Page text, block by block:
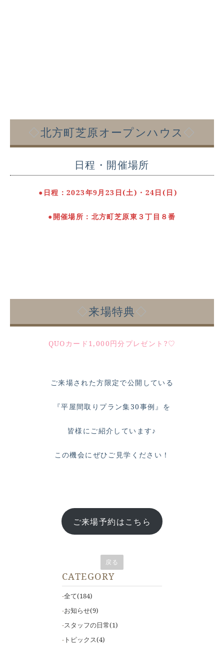
◇北方町芝原オープンハウス ◇
日程・開催場所
● 日程：2023年9月23日(土)・24日(日)
●開催場所：北方町芝原東３丁目８番
◇来場特典◇
QUOカード1,000円分プレゼント?♡
ご来場された方限定で公開している
『平屋間取りプラン集30事例』を
皆様にご紹介しています♪
この機会にぜひご見学ください！
ご来場予約はこちら
戻る
CATEGORY
全て(184)
お知らせ(9)
スタッフの日常(1)
トピックス(4)